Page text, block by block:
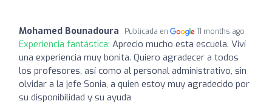
Mohamed Bounadoura Publicada en 11 months ago
Experiencia fantástica: Aprecio mucho esta escuela. Viví
una experiencia muy bonita. Quiero agradecer a todos
los profesores, así como al personal administrativo, sin
olvidar a la jefe Sonia, a quien estoy muy agradecido por
su disponibilidad y su ayuda